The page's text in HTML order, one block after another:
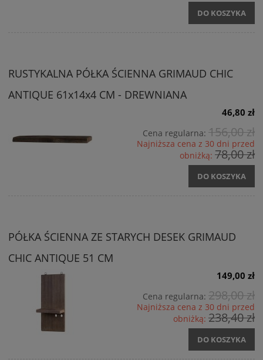
DO KOSZYKA
RUSTYKALNA PÓŁKA ŚCIENNA GRIMAUD CHIC
ANTIQUE 61x14x4 CM - DREWNIANA
46,80 zł
Cena regularna: 156,00 zł
Najniższa cena z 30 dni przed
obniżką: 78,00 zł
DO KOSZYKA
PÓŁKA ŚCIENNA ZE STARYCH DESEK GRIMAUD
CHIC ANTIQUE 51 CM
149,00 zł
Cena regularna: 298,00 zł
Najniższa cena z 30 dni przed
obniżką: 238,40 zł
DO KOSZYKA